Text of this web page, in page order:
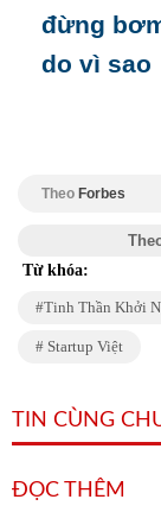
đừng
do vì sao
Theo Forbes
Từ khóa:
Tinh Thần Khởi
Startup Việt
TIN CÙNG
ĐỌC THÊM